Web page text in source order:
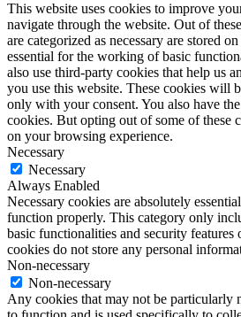
This website uses cookies to improve
navigate through the website. Out of
are categorized as necessary are stored
essential for the working of basic
also use third-party cookies that help us
you use this website. These cookies will
only with your consent. You also have
cookies. But opting out of some of these
on your browsing experience.
Necessary
Necessary
Always Enabled
Necessary cookies are absolutely
function properly. This category only
basic functionalities and security features
cookies do not store any personal
Non-necessary
Non-necessary
Any cookies that may not be particularly